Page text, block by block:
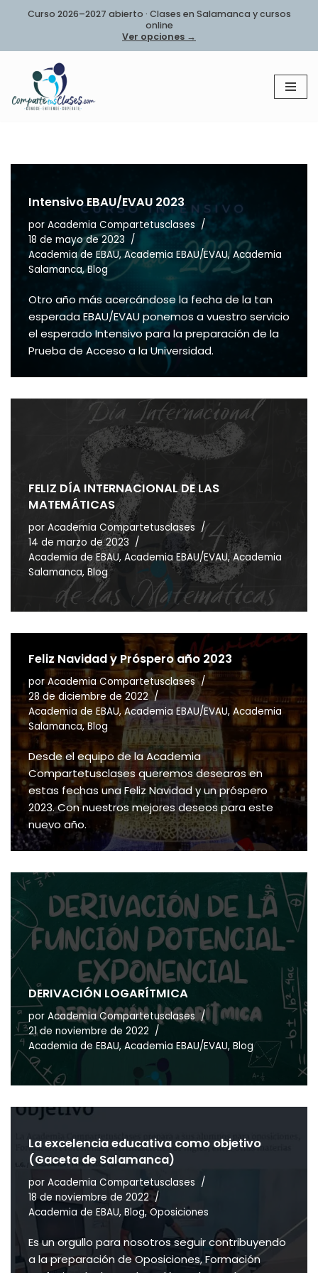
al
contenido
Curso 2026–2027 abierto · Clases en Salamanca y cursos
online
Ver opciones →
Intensivo EBAU/EVAU 2023
por Academia Compartetusclases
18 de mayo de 2023
Academia de EBAU,Academia EBAU/EVAU,Academia
Salamanca,Blog
Otro año más acercándose la fecha de la tan
esperada EBAU/EVAU ponemos a vuestro servicio
el esperado Intensivo para la preparación de la
Prueba de Acceso a la Universidad.
FELIZ DÍA INTERNACIONAL DE LAS
MATEMÁTICAS
por Academia Compartetusclases
14 de marzo de 2023
Academia de EBAU, Academia EBAU/EVAU,Academia
Salamanca, Blog
Feliz Navidad y Próspero año 2023
porAcademia Compartetusclases
28 de diciembre de 2022
Academia de EBAU, Academia EBAU/EVAU, Academia
Salamanca,Blog
Desde el equipo de la Academia
Compartetusclases queremos desearos en
estas fechas una Feliz Navidad y un próspero
2023. Con nuestros mejores deseos para este
nuevo año.
DERIVACIÓN LOGARÍTMICA
por Academia Compartetusclases
21 de noviembre de 2022
Academia de EBAU, Academia EBAU/EVAU, Blog
La excelencia educativa como objetivo
(Gaceta de Salamanca)
por Academia Compartetusclases
18 de noviembre de 2022
Academia de EBAU, Blog, Oposiciones
Es un orgullo para nosotros seguir contribuyendo
a la preparación de Oposiciones, Formación